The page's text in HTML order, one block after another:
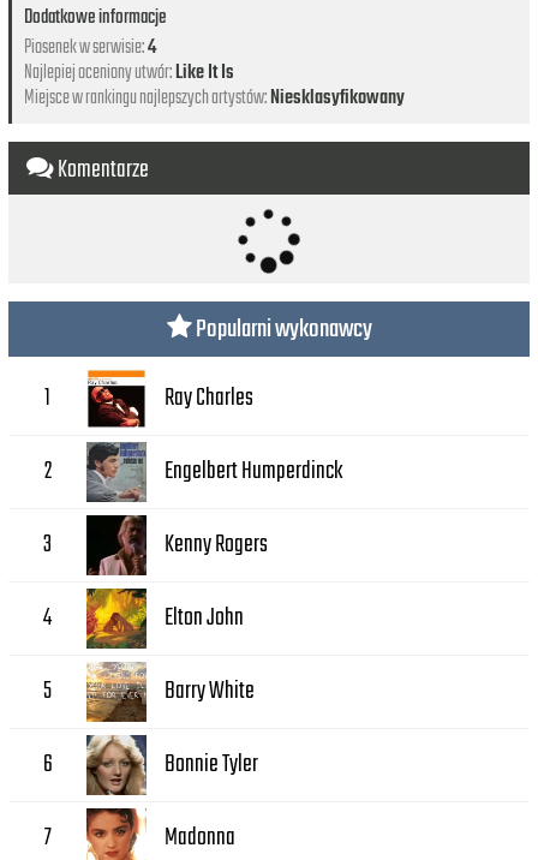
Dodatkowe informacje
Piosenek w serwisie:4
Najlepiej oceniony utwór:Like It Is
Miejsce w rankingu najlepszych artystów:Niesklasyfikowany
Komentarze
Popularni wykonawcy
1 Ray Charles
2 Engelbert Humperdinck
3 Kenny Rogers
4 Elton John
5 Barry White
6 Bonnie Tyler
7 Madonna